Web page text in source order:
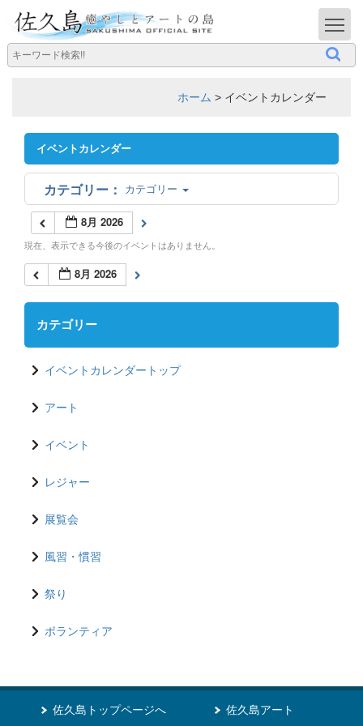
ホーム > イベントカレンダー
イベントカレンダー
カテゴリー
8月 2026
現在、表示できる今後のイベントはありません。
8月 2026
カテゴリー
イベントカレンダートップ
アート
イベント
レジャー
展覧会
風習・慣習
祭り
ボランティア
佐久島トップページへ 佐久島アート